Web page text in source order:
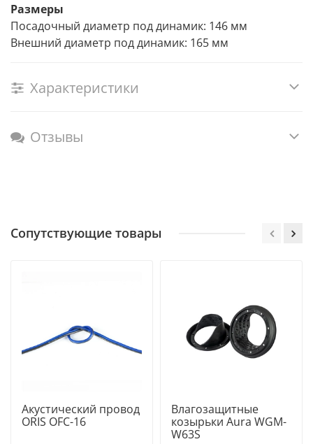
Размеры
Посадочный диаметр под динамик: 146 мм
Внешний диаметр под динамик: 165 мм
Характеристики
Отзывы
Сопутствующие товары
Акустический провод
ORIS OFC-16
Влагозащитные
козырьки Aura WGM-
W63S